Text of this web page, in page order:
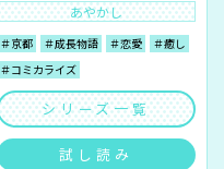
あやかし
＃京都 ＃成長物語 ＃恋愛
＃癒し
＃コミカライズ
シリーズ一覧
試し読み